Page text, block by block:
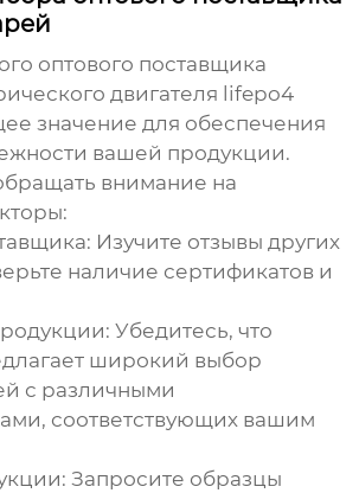
оптового поставщика
двигателя lifepo4
значение для обеспечения
вашей продукции.
внимание на
Изучите отзывы других
наличие сертификатов и
Убедитесь, что
широкий выбор
с различными
соответствующих вашим
Запросите образцы